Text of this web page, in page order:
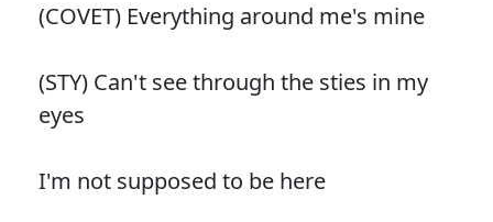
(COVET) Everything around me's mine
(STY) Can't see through the sties in my
eyes
I'm not supposed to be here